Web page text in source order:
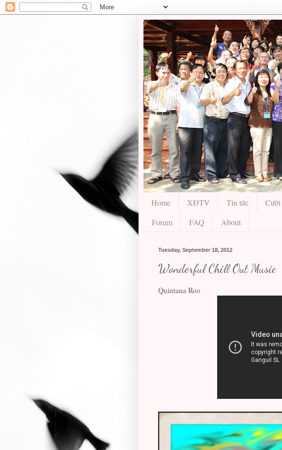
Home XĐTV Tin tức Cười
Forum
FAQ About
Tuesday, September 18, 2012
Wonderful Chill Out Music
Quintana Roo